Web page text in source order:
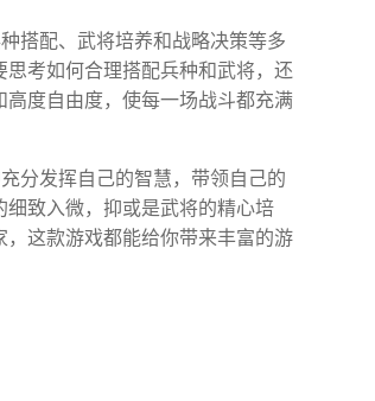
搭配、武将培养和战略决策等多
考如何合理搭配兵种和武将，还
度自由度，使每一场战斗都充满
分发挥自己的智慧，带领自己的
致入微，抑或是武将的精心培
这款游戏都能给你带来丰富的游